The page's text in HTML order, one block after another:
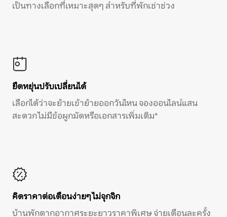
เป็นทางเลือกที่เหมาะสุดๆ สำหรับที่พักเช่าช่วง
ยืดหยุ่นปรับเปลี่ยนได้
เลือกได้ว่าจะย้ายเข้าย้ายออกวันไหน จองออนไลน์แสน
สะดวก ไม่มีข้อผูกมัดหรือเอกสารเพิ่มเติม*
คิดราคาต่อเดือนง่ายๆ ไม่จุกจิก
บ้านพักตากอากาศระยะยาวราคาพิเศษ จ่ายเดือนละครั้ง